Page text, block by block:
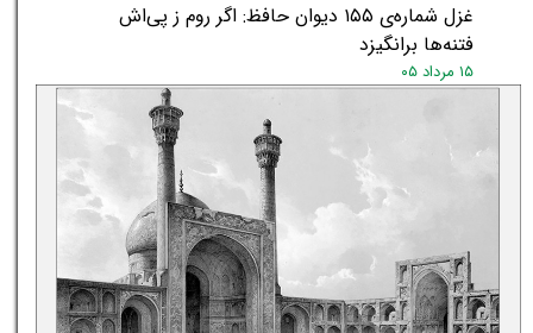
غزل شماره‌ی ۱۵۵ دیوان حافظ: اگر روم ز پی‌اش
فتنه‌ها برانگیزد
۱۵ مرداد ۰۵